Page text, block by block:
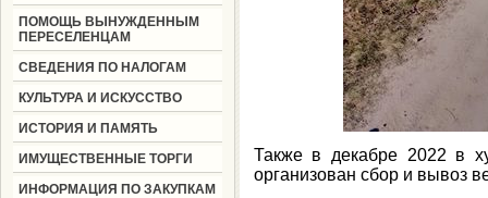
ПОМОЩЬ ВЫНУЖДЕННЫМ
ПЕРЕСЕЛЕНЦАМ
СВЕДЕНИЯ ПО НАЛОГАМ
КУЛЬТУРА И ИСКУССТВО
ИСТОРИЯ И ПАМЯТЬ
ИМУЩЕСТВЕННЫЕ ТОРГИ
ИНФОРМАЦИЯ ПО ЗАКУПКАМ
Также в декабре 2022 в
организован сбор и вывоз